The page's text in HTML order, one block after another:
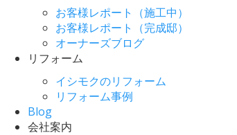
お客様レポート（施工中）
お客様レポート（完成邸）
オーナーズブログ
リフォーム
イシモクのリフォーム
リフォーム事例
Blog
会社案内